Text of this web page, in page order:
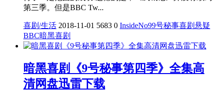
第三季。但是BBC Tw...
喜剧/生活 2018-11-01 5683 0 InsideNo99号秘事喜剧悬疑
BBC暗黑喜剧
暗黑喜剧《9号秘事第四季》全集高
清网盘迅雷下载